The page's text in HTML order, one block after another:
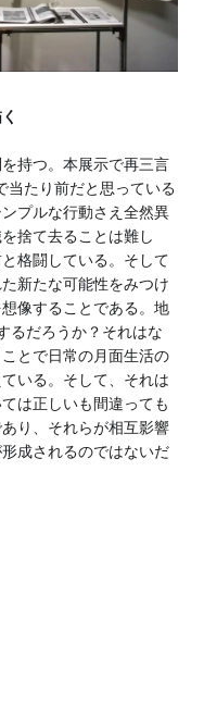
持つ。本展示で再三言
当たり前だと思っている
プルな行動さえ全然異
捨て去ることは難し
格闘している。そして
新たな可能性をみつけ
像することである。地
るだろうか？それはな
とで日常の月面生活の
いる。そして、それは
は正しいも間違っても
り、それらが相互影響
成されるのではないだ